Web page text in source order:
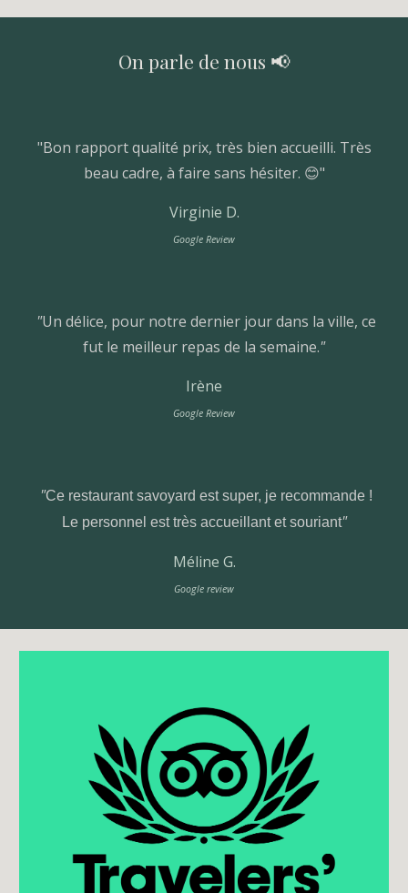
On parle de nous 📢
"Bon rapport qualité prix, très bien accueilli. Très
beau cadre, à faire sans hésiter. 😊"
Virginie D.
Google Review
"Un délice, pour notre dernier jour dans la ville, ce
fut le meilleur repas de la semaine."
Irène
Google Review
"Ce restaurant savoyard est super, je recommande !
Le personnel est très accueillant et souriant"
Méline G.
Google review